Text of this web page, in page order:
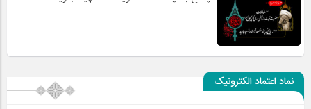
نماد اعتماد الکترونیک